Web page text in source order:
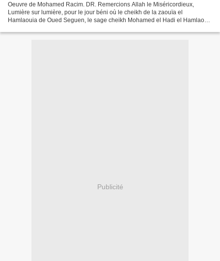
Oeuvre de Mohamed Racim. DR. Remercions Allah le Miséricordieux,
Lumière sur lumière, pour le jour béni où le cheikh de la zaouïa el
Hamlaouia de Oued Seguen, le sage cheikh Mohamed el Hadi el Hamlaoui,
Publicité